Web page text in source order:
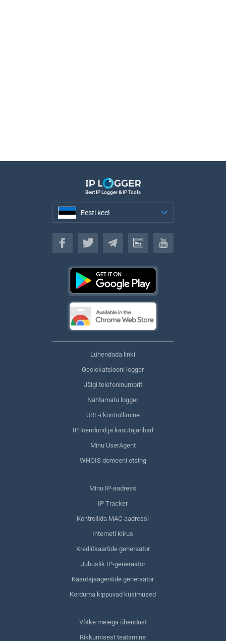
Best IP Logger & IP Tools
Eesti keel
Eesti keel
Lühendada linki
Geolokatsiooni logger
Jälgi telefoninumbrit
Nähtamatu logger
URL-i kontrollimine
IP loendurid ja kasutajaribad
Minu UserAgent
WHOIS domeeni otsing
Minu IP-aadress
IP Tracker
Kontrollida MAC-aadressi
Interneti kiirus
Krediitkaartide generaator
Juhuslik IP-generaator
Kasutajaagentide generaator
Korduma kippuvad küsimused
Võtke meiega ühendust
Rikkumisest teatamine